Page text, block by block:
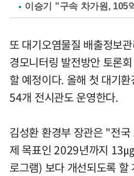
이승기 "구속 차가원, 105
또 대기오염물질 배출정보
경모니터링 발전방안 토론
할 예정이다. 올해 첫 대기
54개 전시관도 운영한다.
김성환 환경부 장관은 "전
제 목표인 2029년까지 13
로그램) 보다 개선되도록